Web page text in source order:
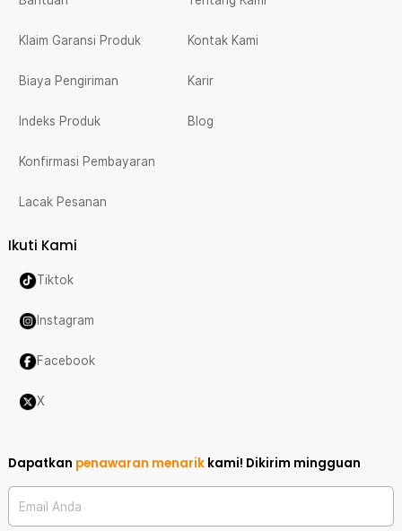
Klaim Garansi Produk
Biaya Pengiriman
Indeks Produk
Konfirmasi Pembayaran
Lacak Pesanan
Kontak Kami
Karir
Blog
Ikuti Kami
Tiktok
Instagram
Facebook
X
Dapatkan penawaran menarik kami! Dikirim mingguan
Email Anda